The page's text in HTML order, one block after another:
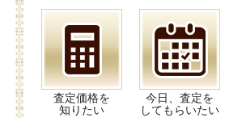
査定価格を
知りたい
今日、査定を
してもらいたい